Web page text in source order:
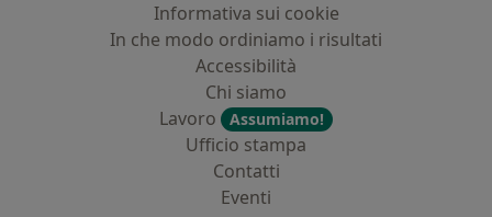
Informativa sui cookie
In che modo ordiniamo i risultati
Accessibilità
Chi siamo
Lavoro
Assumiamo!
Ufficio stampa
Contatti
Eventi